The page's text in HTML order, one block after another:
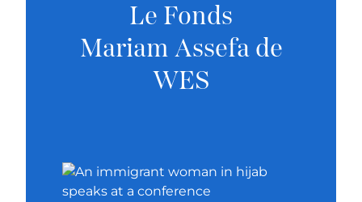
Le Fonds
Mariam Assefa de
WES